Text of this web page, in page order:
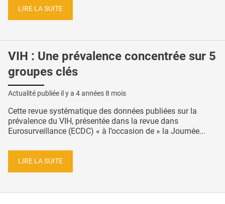
LIRE LA SUITE
VIH : Une prévalence concentrée sur 5
groupes clés
Actualité publiée il y a 4 années 8 mois
Cette revue systématique des données publiées sur la
prévalence du VIH, présentée dans la revue dans
Eurosurveillance (ECDC) « à l’occasion de » la Journée...
LIRE LA SUITE